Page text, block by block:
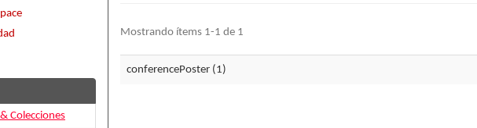
Mostrando ítems 1-1 de 1
conferencePoster (1)
Colecciones